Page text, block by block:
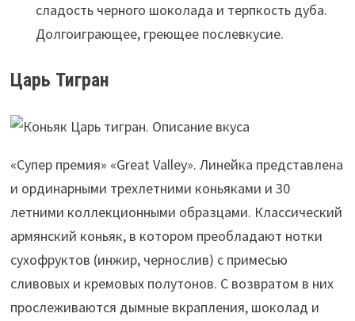
сладость черного шоколада и терпкость дуба.
Долгоиграющее, греющее послевкусие.
Царь Тигран
«Супер премия» «Great Valley». Линейка представлена
и ординарными трехлетними коньяками и 30
летними коллекционными образцами. Классический
армянский коньяк, в котором преобладают нотки
сухофруктов (инжир, чернослив) с примесью
сливовых и кремовых полутонов. С возвратом в них
прослеживаются дымные вкрапления, шоколад и